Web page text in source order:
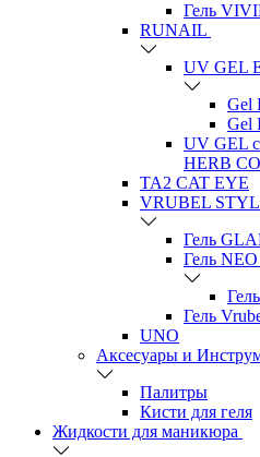
Гель
RUNAIL
UV GEL
Gel
Gel
UV GEL
HERB
TA2 CAT EYE
VRUBEL
Гель
Гель
Гель
UNO
Аксесуары и
Палитры
Кисти для геля
Жидкости для маникюра